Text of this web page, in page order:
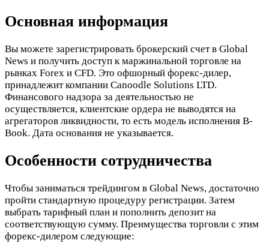
Основная информация
Вы можете зарегистрировать брокерский счет в Global
News и получить доступ к маржинальной торговле на
рынках Forex и CFD. Это офшорный форекс-дилер,
принадлежит компании Canoodle Solutions LTD.
Финансового надзора за деятельностью не
осуществляется, клиентские ордера не выводятся на
агрегаторов ликвидности, то есть модель исполнения B-
Book. Дата основания не указывается.
Особенности сотрудничества
Чтобы заниматься трейдингом в Global News, достаточно
пройти стандартную процедуру регистрации. Затем
выбрать тарифный план и пополнить депозит на
соответствующую сумму. Преимущества торговли с этим
форекс-дилером следующие: